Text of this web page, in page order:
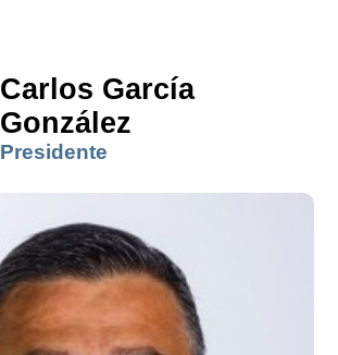
Carlos García
González
Presidente